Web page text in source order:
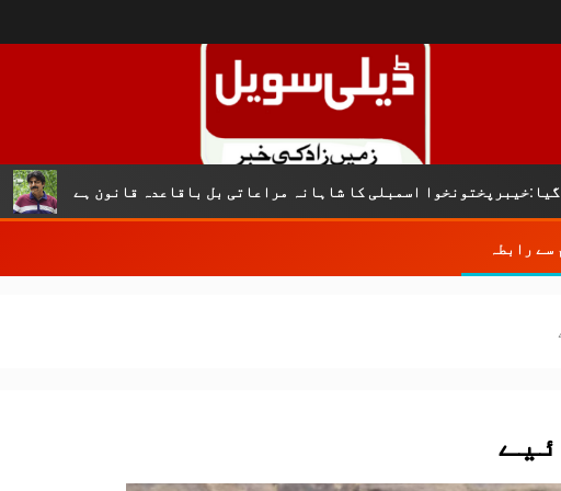
کریمݨ اسمبلی کا شاہانہ مراعاتی بل باقاعدہ قانون ہے
سے رابطہ